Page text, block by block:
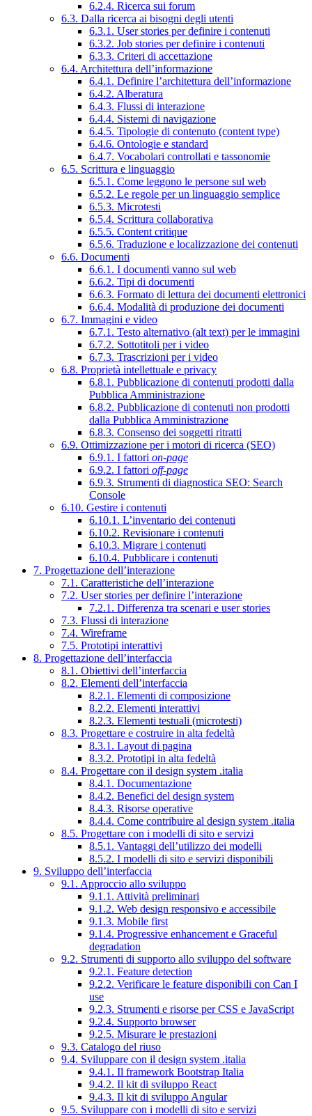
6.2.4. Ricerca sui forum
6.3. Dalla ricerca ai bisogni degli utenti
6.3.1. User stories per definire i contenuti
6.3.2. Job stories per definire i contenuti
6.3.3. Criteri di accettazione
6.4. Architettura dell’informazione
6.4.1. Definire l’architettura dell’informazione
6.4.2. Alberatura
6.4.3. Flussi di interazione
6.4.4. Sistemi di navigazione
6.4.5. Tipologie di contenuto (content type)
6.4.6. Ontologie e standard
6.4.7. Vocabolari controllati e tassonomie
6.5. Scrittura e linguaggio
6.5.1. Come leggono le persone sul web
6.5.2. Le regole per un linguaggio semplice
6.5.3. Microtesti
6.5.4. Scrittura collaborativa
6.5.5. Content critique
6.5.6. Traduzione e localizzazione dei contenuti
6.6. Documenti
6.6.1. I documenti vanno sul web
6.6.2. Tipi di documenti
6.6.3. Formato di lettura dei documenti elettronici
6.6.4. Modalità di produzione dei documenti
6.7. Immagini e video
6.7.1. Testo alternativo (alt text) per le immagini
6.7.2. Sottotitoli per i video
6.7.3. Trascrizioni per i video
6.8. Proprietà intellettuale e privacy
6.8.1. Pubblicazione di contenuti prodotti dalla
Pubblica Amministrazione
6.8.2. Pubblicazione di contenuti non prodotti
dalla Pubblica Amministrazione
6.8.3. Consenso dei soggetti ritratti
6.9. Ottimizzazione per i motori di ricerca (SEO)
6.9.1. I fattori on-page
6.9.2. I fattori off-page
6.9.3. Strumenti di diagnostica SEO: Search
Console
6.10. Gestire i contenuti
6.10.1. L’inventario dei contenuti
6.10.2. Revisionare i contenuti
6.10.3. Migrare i contenuti
6.10.4. Pubblicare i contenuti
7. Progettazione dell’interazione
7.1. Caratteristiche dell’interazione
7.2. User stories per definire l’interazione
7.2.1. Differenza tra scenari e user stories
7.3. Flussi di interazione
7.4. Wireframe
7.5. Prototipi interattivi
8. Progettazione dell’interfaccia
8.1. Obiettivi dell’interfaccia
8.2. Elementi dell’interfaccia
8.2.1. Elementi di composizione
8.2.2. Elementi interattivi
8.2.3. Elementi testuali (microtesti)
8.3. Progettare e costruire in alta fedeltà
8.3.1. Layout di pagina
8.3.2. Prototipi in alta fedeltà
8.4. Progettare con il design system .italia
8.4.1. Documentazione
8.4.2. Benefici del design system
8.4.3. Risorse operative
8.4.4. Come contribuire al design system .italia
8.5. Progettare con i modelli di sito e servizi
8.5.1. Vantaggi dell’utilizzo dei modelli
8.5.2. I modelli di sito e servizi disponibili
9. Sviluppo dell’interfaccia
9.1. Approccio allo sviluppo
9.1.1. Attività preliminari
9.1.2. Web design responsivo e accessibile
9.1.3. Mobile first
9.1.4. Progressive enhancement e Graceful
degradation
9.2. Strumenti di supporto allo sviluppo del software
9.2.1. Feature detection
9.2.2. Verificare le feature disponibili con Can I
use
9.2.3. Strumenti e risorse per CSS e JavaScript
9.2.4. Supporto browser
9.2.5. Misurare le prestazioni
9.3. Catalogo del riuso
9.4. Sviluppare con il design system .italia
9.4.1. Il framework Bootstrap Italia
9.4.2. Il kit di sviluppo React
9.4.3. Il kit di sviluppo Angular
9.5. Sviluppare con i modelli di sito e servizi